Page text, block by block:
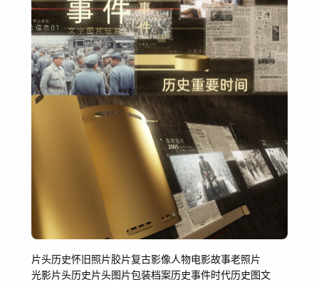
片头历史怀旧照片胶片复古影像人物电影故事老照片
光影片头历史片头图片包装档案历史事件时代历史图文